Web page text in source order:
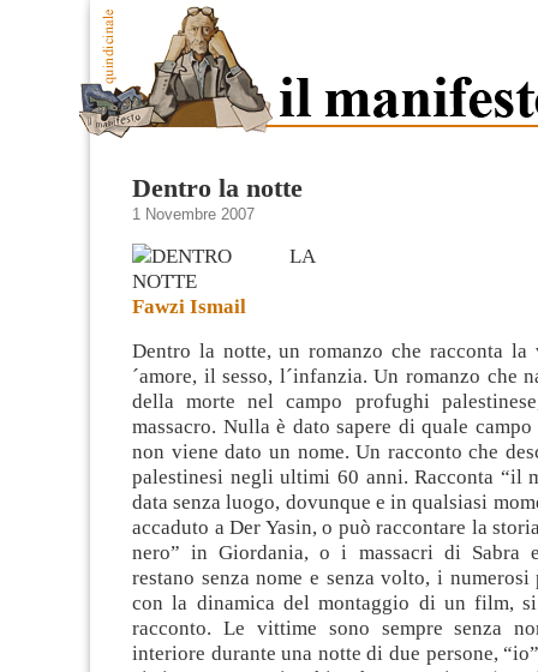
Dentro la notte
1 Novembre 2007
Fawzi Ismail
Dentro la notte, un romanzo che racconta
´amore, il sesso, l´infanzia. Un romanzo che
della morte nel campo profughi
massacro. Nulla è dato sapere di quale
non viene dato un nome.Un racconto che
palestinesi negli ultimi 60 anni. Racconta “il
data senza luogo, dovunque e in qualsiasi
accaduto a Der Yasin, o può raccontare la
nero” in Giordania, o i massacri di Sabra
restano senza nome e senza volto, i numerosi
con la dinamica del montaggio di un film,
racconto. Le vittime sono sempre senza
interiore durante una notte di due persone,